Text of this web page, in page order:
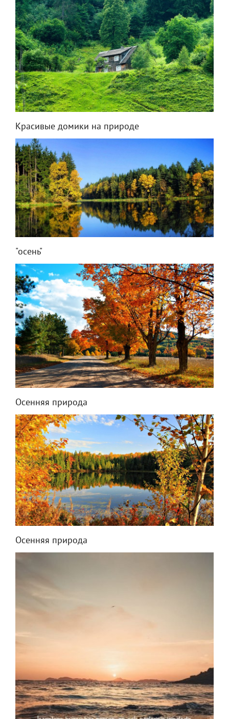
Красивые домики на природе
"осень"
Осенняя природа
Осенняя природа